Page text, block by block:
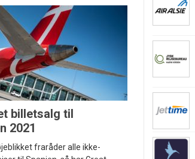
billetsalg til
2021
fraråder alle ikke-